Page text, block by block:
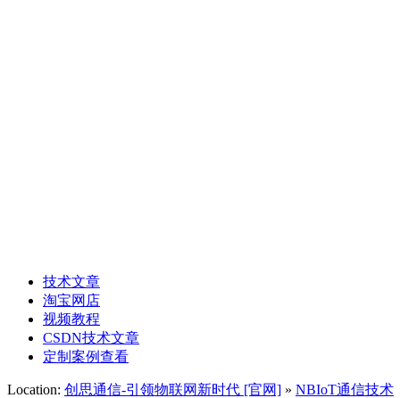
技术文章
淘宝网店
视频教程
CSDN技术文章
定制案例查看
Location: 创思通信-引领物联网新时代 [官网] » NBIoT通信技术